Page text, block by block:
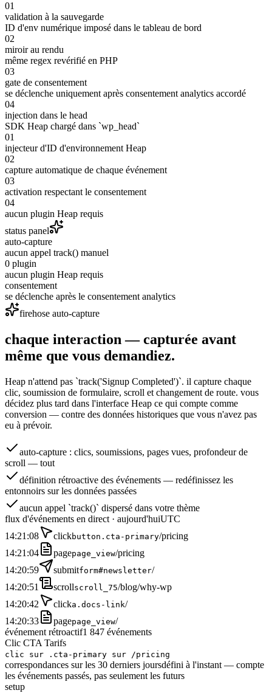
01
validation à la sauvegarde
ID d'env numérique imposé dans le tableau de bord
02
miroir au rendu
même regex revérifié en PHP
03
gate de consentement
se déclenche uniquement après consentement analytics accordé
04
injection dans le head
SDK Heap chargé dans `wp_head`
01
injecteur d'ID d'environnement Heap
02
capture automatique de chaque événement
03
activation respectant le consentement
04
aucun plugin Heap requis
status panel
auto-capture
aucun appel track() manuel
0 plugin
aucun plugin Heap requis
consentement
se déclenche après le consentement analytics
firehose auto-capture
chaque interaction — capturée avant
même que vous demandiez.
Heap n'attend pas `track('Signup Completed')`. il capture chaque
clic, soumission de formulaire, scroll et changement de route. vous
décidez plus tard dans l'interface Heap ce qui compte comme
conversion — contre des données historiques que vous n'avez pas
eu à prévoir.
auto-capture : clics, soumissions, pages vues, profondeur de
scroll — tout
définition rétroactive des événements — redéfinissez les
entonnoirs sur les données passées
aucun appel `track()` dispersé dans votre thème
flux d'événements en direct · aujourd'huiUTC
14:21:08
clickbutton.cta-primary/pricing
14:21:04
pagepage_view/pricing
14:20:59
submitform#newsletter/
14:20:51
scrollscroll_75/blog/why-wp
14:20:42
clicka.docs-link/
14:20:33
pagepage_view/
événement rétroactif1 847 événements
Clic CTA Tarifs
clic sur .cta-primary sur /pricing
correspondances sur les 30 derniers joursdéfini à l'instant — compte
les événements passés, pas seulement les futurs
setup